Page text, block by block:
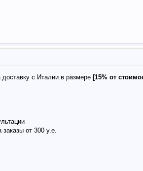
с Италии в размере [15% от
заказы от 300 у.е.